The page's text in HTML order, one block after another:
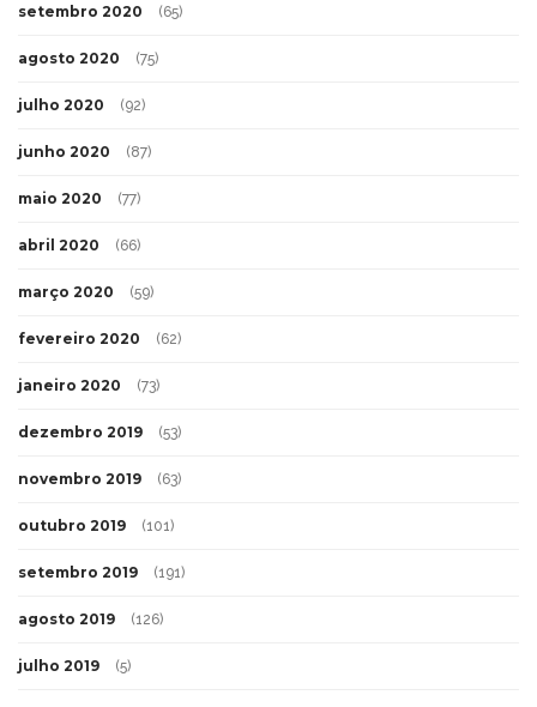
setembro 2020 (65)
agosto 2020 (75)
julho 2020 (92)
junho 2020 (87)
maio 2020 (77)
abril 2020 (66)
março 2020 (59)
fevereiro 2020 (62)
janeiro 2020 (73)
dezembro 2019 (53)
novembro 2019 (63)
outubro 2019 (101)
setembro 2019 (191)
agosto 2019 (126)
julho 2019 (5)